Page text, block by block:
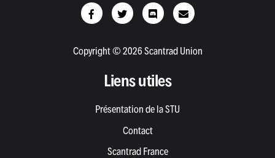
Copyright © 2026 Scantrad Union
Liens utiles
Présentation de la STU
Contact
Scantrad France